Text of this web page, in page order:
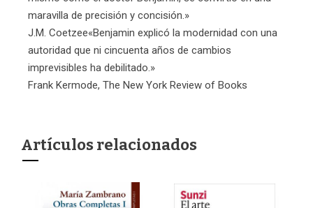
maravilla de precisión y concisión.»
J.M. Coetzee«Benjamin explicó la modernidad con una
autoridad que ni cincuenta años de cambios
imprevisibles ha debilitado.»
Frank Kermode, The New York Review of Books
Artículos relacionados